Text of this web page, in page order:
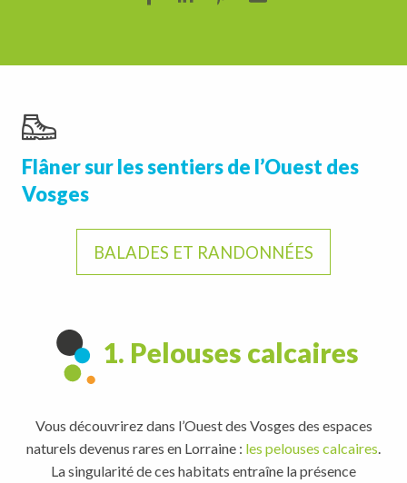
Flâner sur les sentiers de l’Ouest des
Vosges
BALADES ET RANDONNÉES
1. Pelouses calcaires
Vous découvrirez dans l’Ouest des Vosges des espaces
naturels devenus rares en Lorraine : les pelouses calcaires.
La singularité de ces habitats entraîne la présence